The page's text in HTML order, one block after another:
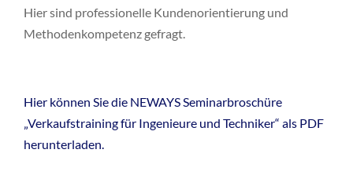
Hier sind professionelle Kundenorientierung und
Methodenkompetenz gefragt.
Hier können Sie die NEWAYS Seminarbroschüre
„Verkaufstraining für Ingenieure und Techniker“ als PDF
herunterladen.